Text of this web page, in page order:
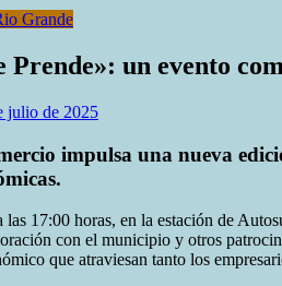
Grande
Prende»: un evento
julio de 2025
impulsa una nueva
17:00 horas, en la estación de
con el municipio y otros
que atraviesan tanto los